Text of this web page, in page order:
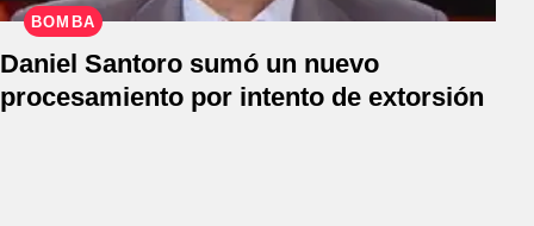
BOMBA
Daniel Santoro sumó un nuevo
procesamiento por intento de extorsión